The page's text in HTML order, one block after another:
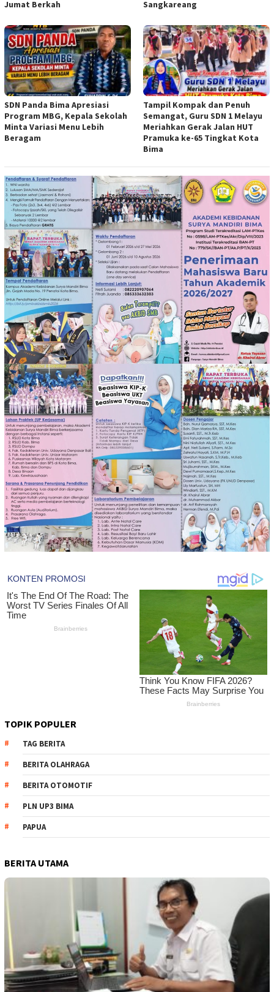
Jumat Berkah Sangkareang
SDN Panda Bima Apresiasi
Program MBG, Kepala Sekolah
Minta Variasi Menu Lebih
Beragam
Tampil Kompak dan Penuh
Semangat, Guru SDN 1 Melayu
Meriahkan Gerak Jalan HUT
Pramuka ke-65 Tingkat Kota
Bima
TOPIK POPULER
TAG BERITA
BERITA OLAHRAGA
BERITA OTOMOTIF
PLN UP3 BIMA
PAPUA
BERITA UTAMA